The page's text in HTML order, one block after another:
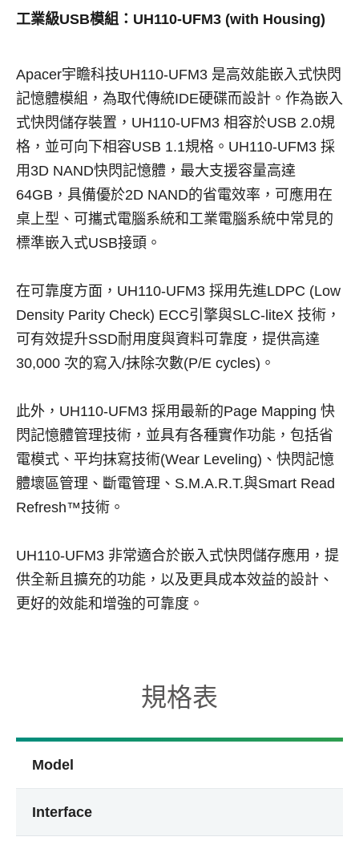
工業級USB模組：UH110-UFM3 (with Housing)
Apacer宇瞻科技UH110-UFM3 是高效能嵌入式快閃
記憶體模組，為取代傳統IDE硬碟而設計。作為嵌入
式快閃儲存裝置，UH110-UFM3 相容於USB 2.0規
格，並可向下相容USB 1.1規格。UH110-UFM3 採
用3D NAND快閃記憶體，最大支援容量高達
64GB，具備優於2D NAND的省電效率，可應用在
桌上型、可攜式電腦系統和工業電腦系統中常見的
標準嵌入式USB接頭。
在可靠度方面，UH110-UFM3 採用先進LDPC (Low
Density Parity Check) ECC引擎與SLC-liteX 技術，
可有效提升SSD耐用度與資料可靠度，提供高達
30,000 次的寫入/抹除次數(P/E cycles)。
此外，UH110-UFM3 採用最新的Page Mapping 快
閃記憶體管理技術，並具有各種實作功能，包括省
電模式、平均抹寫技術(Wear Leveling)、快閃記憶
體壞區管理、斷電管理、S.M.A.R.T.與Smart Read
Refresh™技術。
UH110-UFM3 非常適合於嵌入式快閃儲存應用，提
供全新且擴充的功能，以及更具成本效益的設計、
更好的效能和增強的可靠度。
規格表
Model
Interface